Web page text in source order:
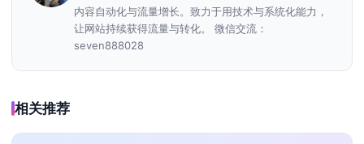
内容自动化与流量增长。致力于用技术与系统化能力，
让网站持续获得流量与转化。 微信交流：
seven888028
相关推荐